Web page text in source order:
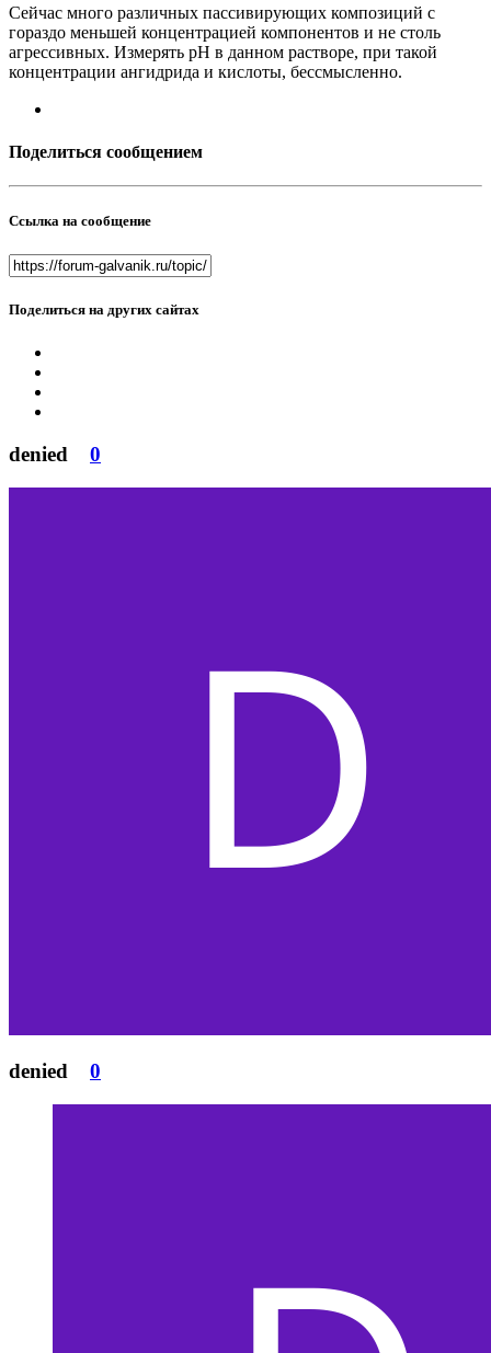
Сейчас много различных пассивирующих композиций с
гораздо меньшей концентрацией компонентов и не столь
агрессивных. Измерять pH в данном растворе, при такой
концентрации ангидрида и кислоты, бессмысленно.
Поделиться сообщением
Ссылка на сообщение
Поделиться на других сайтах
denied 0
denied 0